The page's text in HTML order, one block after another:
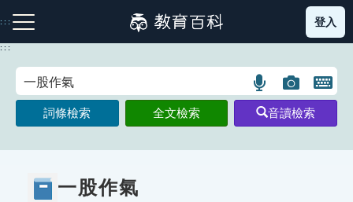
到
主
:::
注音索引圖示 筆畫索引圖示 部首索引表圖示
登入
:::
語
言
搜
圖
片
搜
開
鍵
詞條檢索 全文檢索 音讀檢索
一股作氣